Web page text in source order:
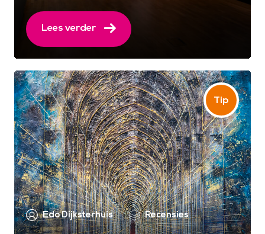
Lees verder
Edo Dijksterhuis Recensies